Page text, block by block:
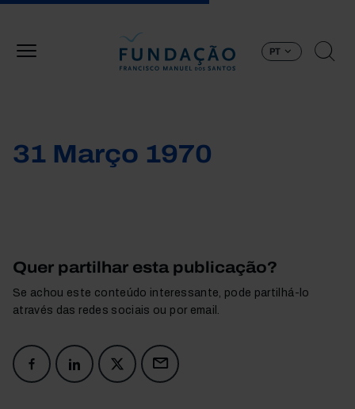
PT
31 Março 1970
Quer partilhar esta publicação?
Se achou este conteúdo interessante, pode partilhá-lo
através das redes sociais ou por email.